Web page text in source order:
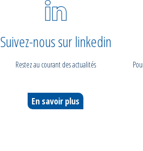
Suivez-nous sur linkedin
Restez au courant des actualités
En savoir plus